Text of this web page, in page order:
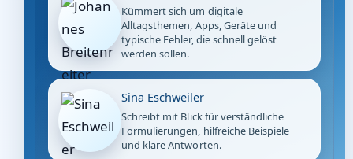
Kümmert sich um digitale
Alltagsthemen, Apps, Geräte und
typische Fehler, die schnell gelöst
werden sollen.
Sina Eschweiler
Schreibt mit Blick für verständliche
Formulierungen, hilfreiche Beispiele
und klare Antworten.